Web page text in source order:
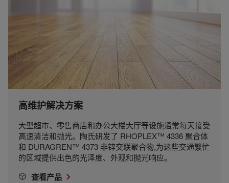
高维护解决方案
大型超市、零售商店和办公大楼大厅等设施通常每天接受
高速清洁和抛光。陶氏研发了 RHOPLEX™ 4336 聚合体
和 DURAGREN™ 4373 非锌交联聚合物,为这些交通繁忙
的区域提供出色的光泽度、外观和抛光响应。
查看产品